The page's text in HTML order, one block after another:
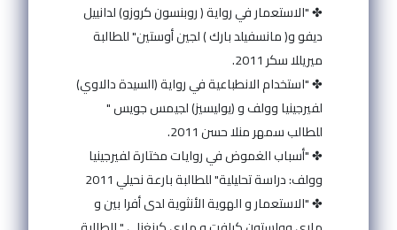
✤ "الاستعمار في رواية ( روبنسون كروزو) لدانييل
ديفو و( مانسفيلد بارك ) لجين أوستين" للطالبة
ميريللا سكر 2011.
✤ "استخدام الانطباعية في رواية (السيدة دالاوي)
لفيرجينيا وولف و (يوليسيز) لجيمس جويس "
للطالب سمهر منلا حسن 2011.
✤ "أسباب الغموض في روايات مختارة لفيرجينيا
وولف: دراسة تحليلية" للطالبة بارعة نحيلي 2011
✤ "الاستعمار و الهوية الأنثوية لدى أفرا بين و